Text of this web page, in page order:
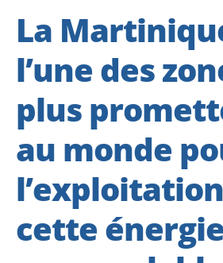
La
l’une des
plus
au monde
cette énergie